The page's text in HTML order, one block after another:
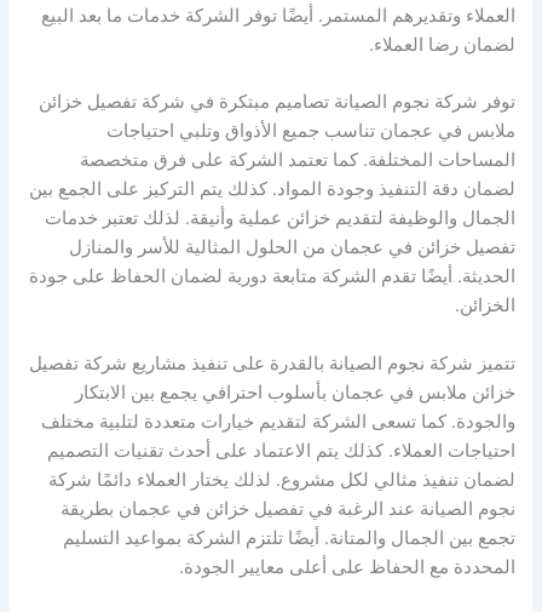
العملاء وتقديرهم المستمر. أيضًا توفر الشركة خدمات ما بعد البيع
لضمان رضا العملاء.
توفر شركة نجوم الصيانة تصاميم مبتكرة في شركة تفصيل خزائن
ملابس في عجمان تناسب جميع الأذواق وتلبي احتياجات
المساحات المختلفة. كما تعتمد الشركة على فرق متخصصة
لضمان دقة التنفيذ وجودة المواد. كذلك يتم التركيز على الجمع بين
الجمال والوظيفة لتقديم خزائن عملية وأنيقة. لذلك تعتبر خدمات
تفصيل خزائن في عجمان من الحلول المثالية للأسر والمنازل
الحديثة. أيضًا تقدم الشركة متابعة دورية لضمان الحفاظ على جودة
الخزائن.
تتميز شركة نجوم الصيانة بالقدرة على تنفيذ مشاريع شركة تفصيل
خزائن ملابس في عجمان بأسلوب احترافي يجمع بين الابتكار
والجودة. كما تسعى الشركة لتقديم خيارات متعددة لتلبية مختلف
احتياجات العملاء. كذلك يتم الاعتماد على أحدث تقنيات التصميم
لضمان تنفيذ مثالي لكل مشروع. لذلك يختار العملاء دائمًا شركة
نجوم الصيانة عند الرغبة في تفصيل خزائن في عجمان بطريقة
تجمع بين الجمال والمتانة. أيضًا تلتزم الشركة بمواعيد التسليم
المحددة مع الحفاظ على أعلى معايير الجودة.